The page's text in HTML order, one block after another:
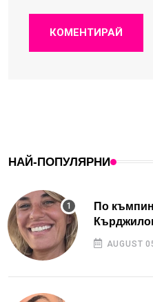
КОМЕНТИРАЙ
НАЙ-ПОПУЛЯРНИ
По
AUGUST